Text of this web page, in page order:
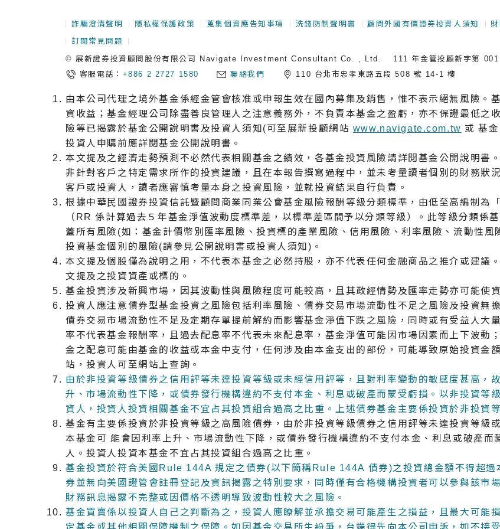
詐騙澄清聲明 隱私權保護政策 蒐集個資應告知事項 洗錢防制聲明書 顧問外國有價證券投資人須知
訂閱常見問題
© 展新證券投資顧問股份有限公司 Navigate Investment Consultant Co. , Ltd.
111 年金管投顧新字第
客服電話： +886 2 2727 1580 聯絡我們 110 台北市忠孝東路五段 508 號 14-1 樓
由本公司代理之境外基金係經金管會核准或申報生效在國內募集及銷售，惟不表示絕無風險。
資收益；基金經理公司除盡善良管理人之注意義務外，不負責本基金之盈虧，亦不保證最低之
險等已揭露於基金公開說明書及投資人須知(可至展新投顧網站 www.navigate.com.tw 或 基
投資人申購前應詳閱基金公開說明書。
本文提及之經濟走勢預測不必然代表相關基金之績效，各基金投資風險請詳閱基金公開說明書
非針對客戶之特定需求所作的投資建議，且在本報告撰寫過程中，並未考量讀者個別的財務狀
客戶或投資人，讀者應審慎考量本身之投資風險，並就投資結果自行負責。
根據中華⺠國證券投資信託暨顧問商業同業公會基金風險報酬等級分類標準，由低至高編制
（RR 係計算過去５年基金淨值波動度標準差，以標準差區間予以分類等級）。此等級分類係
蓋所有風險(如：基金計價幣別匯率風險、投資標的產業風險、信用風險、利率風險、流動性
投資基金個別的風險(請參見公開說明書或投資人須知)。
本文提及個股僅為說明之用，不代表本基金之必然持股，亦不代表任何金融商品之推介或建議
文提及之投資資產或標的。
基金投資涉及新興市場，因其波動性與風險程度可能較高，且其政經情勢及匯率走勢亦可能使
投資人應注意債券型基金投資之風險包括利率風險、債券交易市場流動性不足之風險及投資無
債券交易市場流動性不足及定期存單提前解約而影響基金淨值下跌之風險，同時或有受益人大
率不代表基金報酬率，且過去配息率不代表未來配息率，基金淨值可能因市場因素而上下波動
金之配息可能由基金的收益或本金中支付，任何涉及由本金支出的部份，可能導致原始投資金
站，投資人可至網站上查詢。
由於非投資等級債券之信用評等未達投資等級或未經信用評等，且對利率變動的敏感度甚高，
升、市場流動性下降，或債券發行機構違約不支付本金、利息或破產而蒙受虧損。以非投資等
資人，投資人投資相關基金不宜占其投資組合過高之比重。上述債券基金主要係投資於非投資
基金有主要係投資於非投資等級之高風險債券，由於非投資等級債券之信用評等未達投資等級
本基金可 能會因利率上升、市場流動性下降，或債券發行機構違約不支付本金、利息或破產
人。投資人投資本基金不宜占其投資組合過高之比重。
基金投資於符合美國Rule 144A 規定之債券(以下簡稱Rule 144A 債券)之投資總金額不得超
券並無向美國證管會註冊登記及資訊揭露之特別要求，同時僅有合格機構投資者可以參與該市
財務訊息揭露不完整或因價格不透明導致波動性較大之風險。
基金買賣係以投資人自己之判斷為之，投資人應瞭解並承擔交易可能產生之損益，且最大可能